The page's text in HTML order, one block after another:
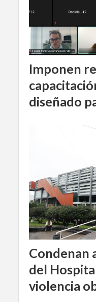
Imponen
diseñado
Condenan
del
violencia